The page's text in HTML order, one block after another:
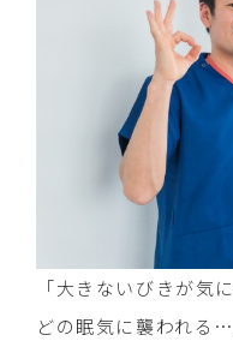
「大きないびきが
どの眠気に襲われる